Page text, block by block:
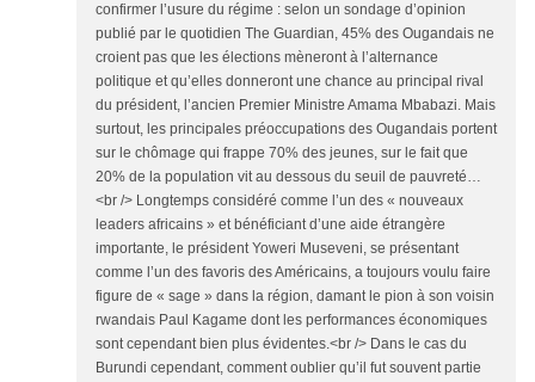
confirmer l’usure du régime : selon un sondage d’opinion
publié par le quotidien The Guardian, 45% des Ougandais ne
croient pas que les élections mèneront à l’alternance
politique et qu’elles donneront une chance au principal rival
du président, l’ancien Premier Ministre Amama Mbabazi. Mais
surtout, les principales préoccupations des Ougandais portent
sur le chômage qui frappe 70% des jeunes, sur le fait que
20% de la population vit au dessous du seuil de pauvreté…
<br /> Longtemps considéré comme l’un des « nouveaux
leaders africains » et bénéficiant d’une aide étrangère
importante, le président Yoweri Museveni, se présentant
comme l’un des favoris des Américains, a toujours voulu faire
figure de « sage » dans la région, damant le pion à son voisin
rwandais Paul Kagame dont les performances économiques
sont cependant bien plus évidentes.<br /> Dans le cas du
Burundi cependant, comment oublier qu’il fut souvent partie